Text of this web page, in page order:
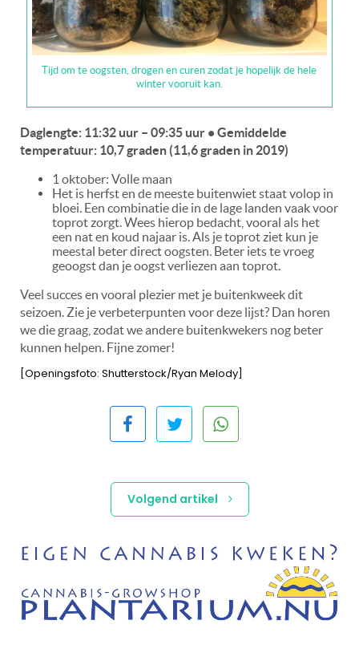
Tijd om te oogsten, drogen en curen zodat je hopelijk de hele
winter vooruit kan.
Daglengte: 11:32 uur – 09:35 uur • Gemiddelde
temperatuur: 10,7 graden (11,6 graden in 2019)
1 oktober: Volle maan
Het is herfst en de meeste buitenwiet staat volop in
bloei. Een combinatie die in de lage landen vaak voor
toprot zorgt. Wees hierop bedacht, vooral als het
een nat en koud najaar is. Als je toprot ziet kun je
meestal beter direct oogsten. Beter iets te vroeg
geoogst dan je oogst verliezen aan toprot.
Veel succes en vooral plezier met je buitenkweek dit
seizoen. Zie je verbeterpunten voor deze lijst? Dan horen
we die graag, zodat we andere buitenkwekers nog beter
kunnen helpen. Fijne zomer!
[Openingsfoto: Shutterstock/Ryan Melody]
Volgend artikel